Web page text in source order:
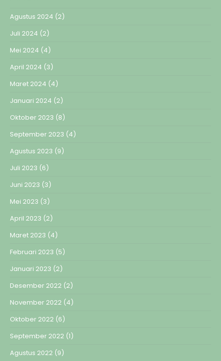
Agustus 2024 (2)
Juli 2024 (2)
Mei 2024 (4)
April 2024 (3)
Maret 2024 (4)
Januari 2024 (2)
Oktober 2023 (8)
September 2023 (4)
Agustus 2023 (9)
Juli 2023 (6)
Juni 2023 (3)
Mei 2023 (3)
April 2023 (2)
Maret 2023 (4)
Februari 2023 (5)
Januari 2023 (2)
Desember 2022 (2)
November 2022 (4)
Oktober 2022 (6)
September 2022 (1)
Agustus 2022 (9)